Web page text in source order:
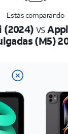
Estás comparando
(2024)vs
(M5)